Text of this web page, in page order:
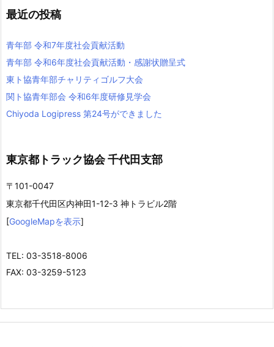
最近の投稿
青年部 令和7年度社会貢献活動
青年部 令和6年度社会貢献活動・感謝状贈呈式
東ト協青年部チャリティゴルフ大会
関ト協青年部会 令和6年度研修見学会
Chiyoda Logipress 第24号ができました
東京都トラック協会 千代田支部
〒101-0047
東京都千代田区内神田1-12-3 神トラビル2階
[GoogleMapを表示]
TEL: 03-3518-8006
FAX: 03-3259-5123